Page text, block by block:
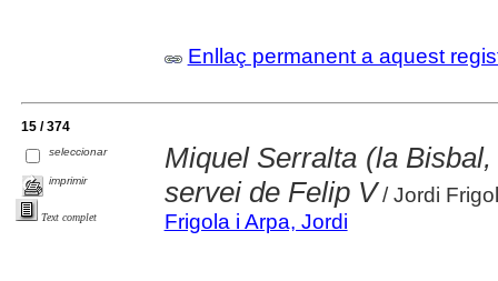
Enllaç permanent a aquest
15 / 374
seleccionar
imprimir
Text complet
Miquel Serralta (la
servei de Felip V/ Jordi
Frigola i Arpa, Jordi